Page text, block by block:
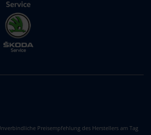
Preisempfehlung des Herstellers am Tag